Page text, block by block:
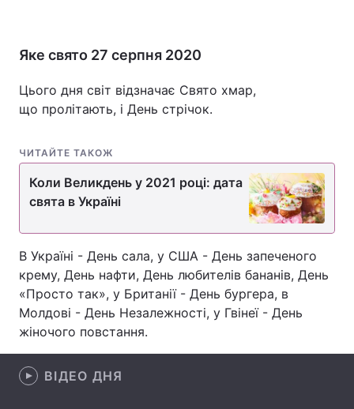
Спорт Наука
Техно і зв'язок
Зброя Інциденти
Цікавинки Погода
Екологія
Лонгріди
Відео з Youtube
Яке свято 27 серпня 2020
Цього дня світ відзначає Свято хмар,
що пролітають, і День стрічок.
ЧИТАЙТЕ ТАКОЖ
Коли Великдень у 2021 році: дата
свята в Україні
В Україні - День сала, у США - День запеченого
крему, День нафти, День любителів бананів, День
«Просто так», у Британії - День бургера, в
Молдові - День Незалежності, у Гвінеї - День
жіночого повстання.
ВІДЕО ДНЯ